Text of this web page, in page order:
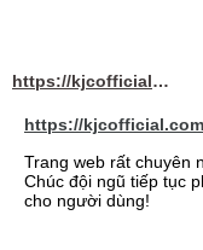
https://kjcofficial.com/
https://
Trang web rất chuyên
Chúc đội ngũ tiếp tục
cho người dùng!